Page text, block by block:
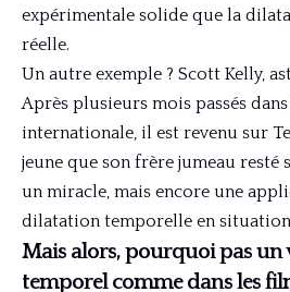
expérimentale solide que la
réelle.
Un autre exemple ? Scott Kelly,
Après plusieurs mois passés
internationale, il est revenu sur
jeune que son frère jumeau resté
un miracle, mais encore une
dilatation temporelle en
Mais alors, pourquoi pas un
temporel comme dans les